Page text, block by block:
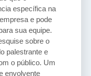
específica na
e pode
sua equipe.
sobre o
palestrante e
o público. Um
envolvente